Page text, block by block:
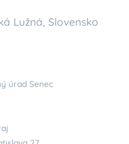
Lužná, Slovensko
úrad Senec